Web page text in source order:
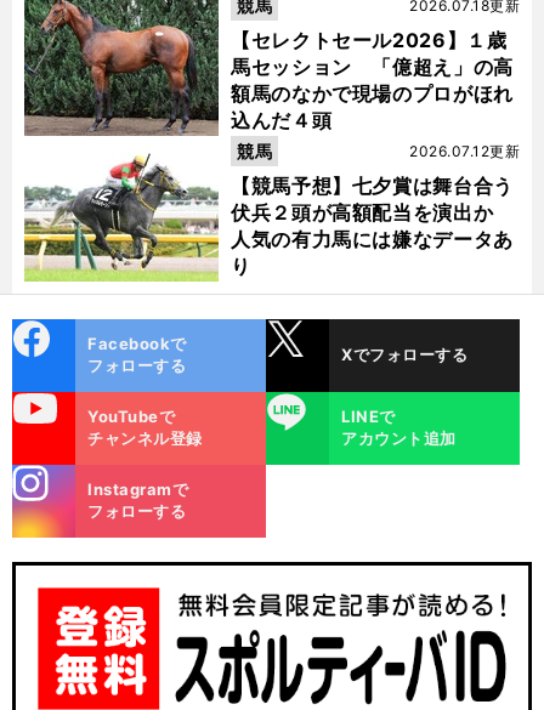
【セレクトセール2026】１歳
馬セッション 「億超え」の高
額馬のなかで現場のプロがほれ
込んだ４頭
2026.07.18更新
競馬
【競馬予想】七夕賞は舞台合う
伏兵２頭が高額配当を演出か
人気の有力馬には嫌なデータあ
り
2026.07.12更新
競馬
ok
Facebookで
フォローする
Xでフォローする
YouTubeで
チャンネル登録
LINE
LINEで
アカウント追加
m
Instagramで
フォローする